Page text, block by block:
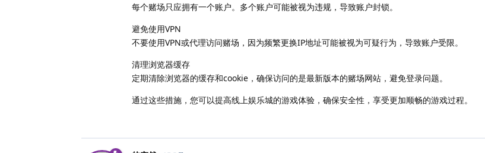
每个赌场只应拥有一个账户。多个账户可能被视为违规，导致账户封锁。
避免使用VPN
不要使用VPN或代理访问赌场，因为频繁更换IP地址可能被视为可疑行为，导致账户受限。
清理浏览器缓存
定期清除浏览器的缓存和cookie，确保访问的是最新版本的赌场网站，避免登录问题。
通过这些措施，您可以提高线上娱乐城的游戏体验，确保安全性，享受更加顺畅的游戏过程。